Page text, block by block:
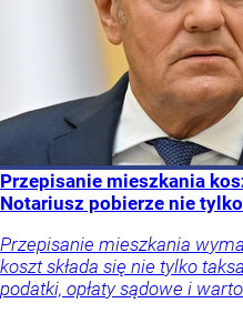
Przepisanie mieszkania
Notariusz pobierze nie
Przepisanie mieszkania
koszt składa się nie tylko
podatki, opłaty sądowe i